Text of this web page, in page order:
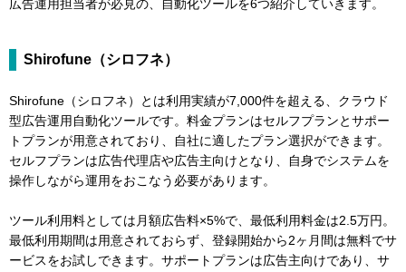
広告運用担当者が必見の、自動化ツールを6つ紹介していきます。
Shirofune（シロフネ）
Shirofune（シロフネ）とは利用実績が7,000件を超える、クラウド
型広告運用自動化ツールです。料金プランはセルフプランとサポー
トプランが用意されており、自社に適したプラン選択ができます。
セルフプランは広告代理店や広告主向けとなり、自身でシステムを
操作しながら運用をおこなう必要があります。
ツール利用料としては月額広告料×5%で、最低利用料金は2.5万円。
最低利用期間は用意されておらず、登録開始から2ヶ月間は無料でサ
ービスをお試しできます。サポートプランは広告主向けであり、サ